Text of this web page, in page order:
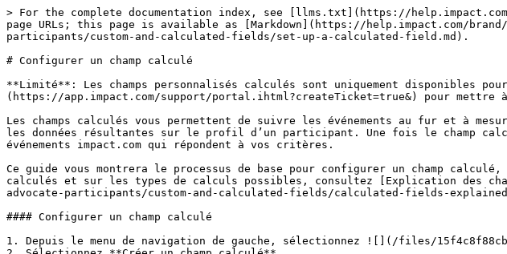
> For the complete documentation index, see [llms.txt](https://
page URLs; this page is available as [Markdown](https://help.impact.com/
participants/custom-and-calculated-fields/set-up-a-calculated-field.md).
# Configurer un champ calculé
**Limité**: Les champs personnalisés calculés sont uniquement disponibles
(https://app.impact.com/support/portal.ihtml?createTicket=true&) pour mettre
Les champs calculés vous permettent de suivre les événements au fur et à
les données résultantes sur le profil d’un participant. Une fois le champ
événements impact.com qui répondent à vos critères.
Ce guide vous montrera le processus de base pour configurer un champ
calculés et sur les types de calculs possibles, consultez [Explication des
advocate-participants/custom-and-calculated-fields/calculated-fields-
#### Configurer un champ calculé
1. Depuis le menu de navigation de gauche, sélectionnez ![](/files/